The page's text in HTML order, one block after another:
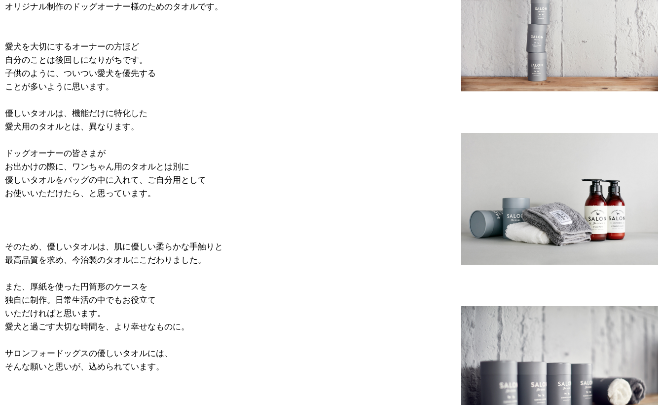
オリジナル制作のドッグオーナー様のためのタオルです。
愛犬を大切にするオーナーの方ほど
自分のことは後回しになりがちです。
子供のように、ついつい愛犬を優先する
ことが多いように思います。
優しいタオルは、機能だけに特化した
愛犬用のタオルとは、異なります。
ドッグオーナーの皆さまが
お出かけの際に、ワンちゃん用のタオルとは別に
優しいタオルをバッグの中に入れて、ご自分用として
お使いいただけたら、と思っています。
そのため、優しいタオルは、肌に優しい柔らかな手触りと
最高品質を求め、今治製のタオルにこだわりました。
また、厚紙を使った円筒形のケースを
独自に制作。日常生活の中でもお役立て
いただければと思います。
愛犬と過ごす大切な時間を、より幸せなものに。
サロンフォードッグスの優しいタオルには、
そんな願いと思いが、込められています。